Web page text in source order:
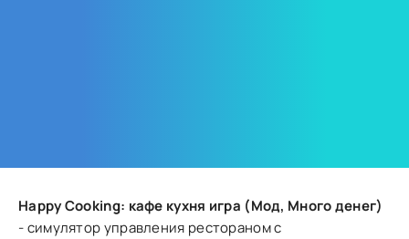
Happy Cooking: кафе кухня игра (Мод, Много денег)
- симулятор управления рестораном с